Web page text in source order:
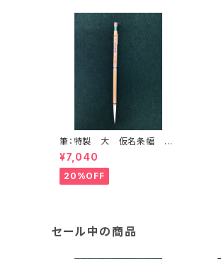
筆：特製 大 仮名条幅 <
商品番号2115>
¥7,040
20%OFF
セール中の商品